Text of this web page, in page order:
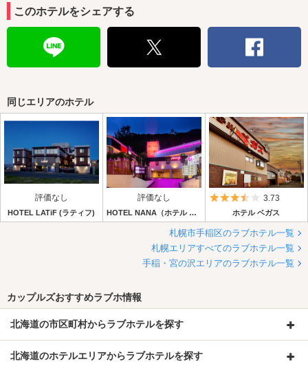
このホテルをシェアする
同じエリアのホテル
評価なし
HOTEL LATiF (ラティフ)
評価なし
HOTEL NANA（ホテル ナナ）
5つ星のうち
3.73
ホテル ベガス
札幌市手稲区のラブホテル一覧
札幌エリアすべてのラブホテル一覧
手稲・宮の沢エリアのラブホテル一覧
カップルズおすすめラブホ情報
北海道の市区町村からラブホテルを探す
北海道のホテルエリアからラブホテルを探す